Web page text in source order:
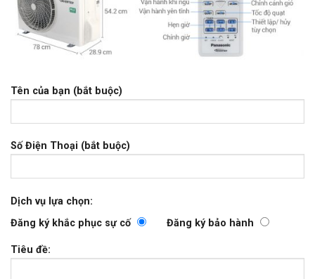
Tên của bạn (bắt buộc)
Số Điện Thoại (bắt buộc)
Dịch vụ lựa chọn:
Đăng ký khắc phục sự cố
Đăng ký bảo hành
Tiêu đề: